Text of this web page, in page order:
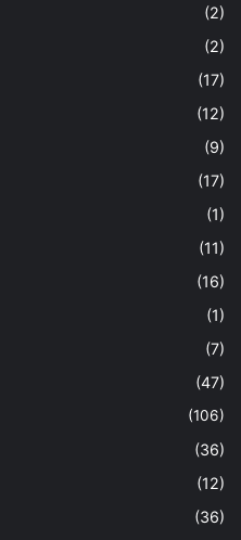
(2)
(2)
(17)
(12)
(9)
(17)
(1)
(11)
(16)
(1)
(7)
(47)
(106)
(36)
(12)
(36)